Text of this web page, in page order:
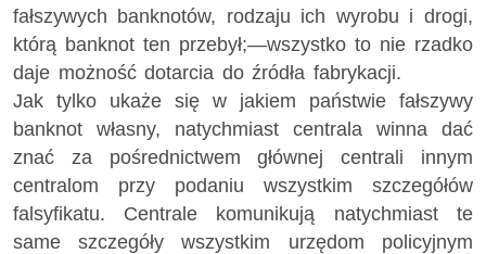
fałszywych banknotów, rodzaju ich wyrobu i drogi,
którą banknot ten przebył;—wszystko to nie rzadko
daje możność dotarcia do źródła fabrykacji.
Jak tylko ukaże się w jakiem państwie fałszywy
banknot własny, natychmiast centrala winna dać
znać za pośrednictwem głównej centrali innym
centralom przy podaniu wszystkim szczegółów
falsyfikatu. Centrale komunikują natychmiast te
same szczegóły wszystkim urzędom policyjnym